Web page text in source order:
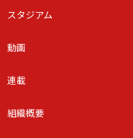
スタジアム
動画
連載
組織概要